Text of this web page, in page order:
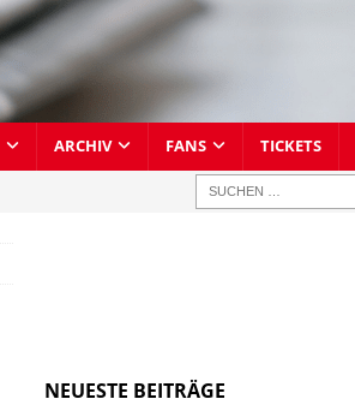
ARCHIV FANS TICKETS
NEUESTE BEITRÄGE